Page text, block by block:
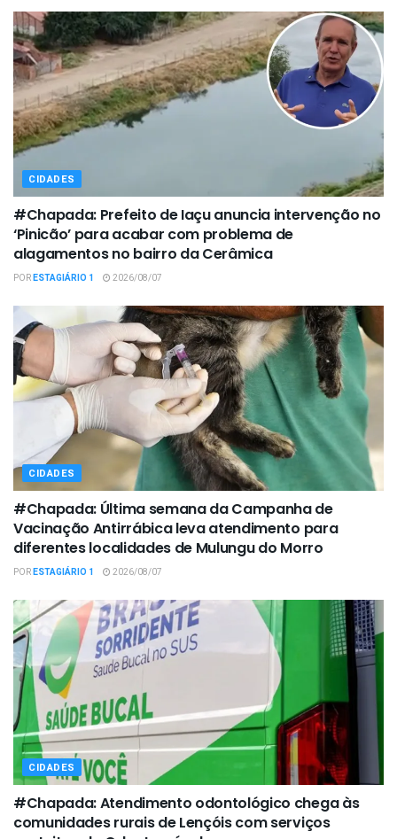
CIDADES
#Chapada: Prefeito de Iaçu anuncia intervenção no
‘Pinicão’ para acabar com problema de
alagamentos no bairro da Cerâmica
PORESTAGIÁRIO 1 2026/08/07
CIDADES
#Chapada: Última semana da Campanha de
Vacinação Antirrábica leva atendimento para
diferentes localidades de Mulungu do Morro
PORESTAGIÁRIO 1 2026/08/07
CIDADES
#Chapada: Atendimento odontológico chega às
comunidades rurais de Lençóis com serviços